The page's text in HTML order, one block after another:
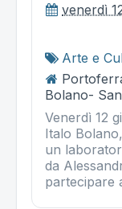
venerdì
Arte e
Bolano-
Venerdì 12
Italo
un
da
partecipare